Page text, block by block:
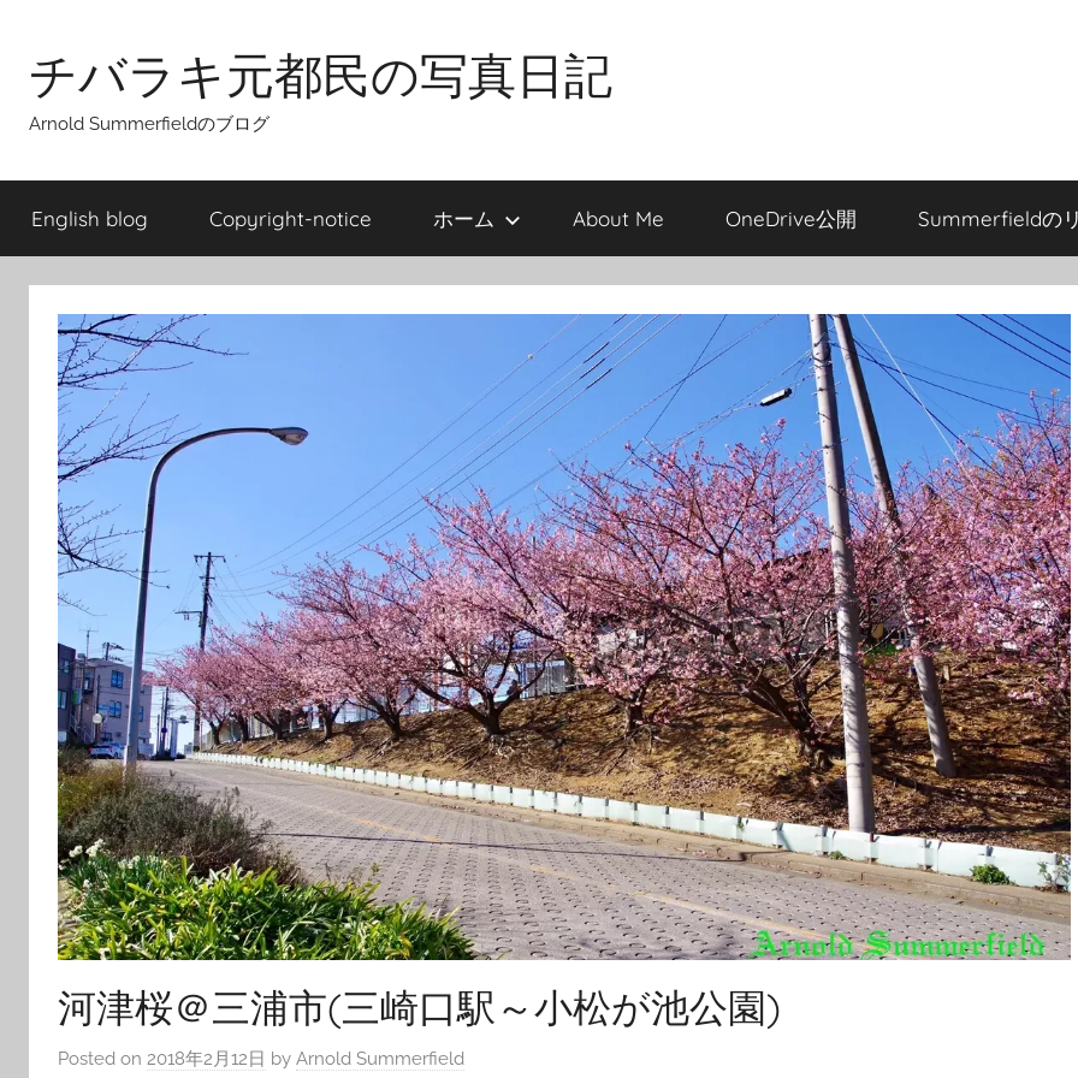
contentチバラキ元都民の写真日記
Arnold Summerfieldのブログ
English blog Copyright-notice ホーム About Me OneDrive公開 Summerfieldの
河津桜＠三浦市(三崎口駅～小松が池公園)
Posted on 2018年2月12日 by Arnold Summerfield